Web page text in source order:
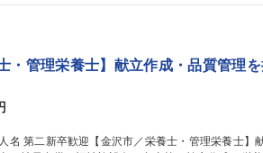
・管理栄養士】献立作成・品質管理